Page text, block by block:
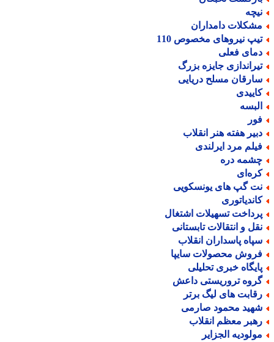
دامداران
نیروهای مخصوص 110
فعلی
جایزه بزرگ
مسلح دریایی
هفته هنر انقلاب
مرد ایرلندی
دره
گپ های یونسکویی
تسهیلات اشتغال
و انتقالات تابستانی
پاسداران انقلاب
محصولات سایپا
خبری تحلیلی
تروریستی داعش
های لیگ برتر
محمود صارمی
معظم انقلاب
الجزایر